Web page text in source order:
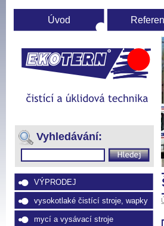
(Přejít
navigaci)
Vyhledávání:
VÝPRODEJ
vysokotlaké čistící stroje, wapky
mycí a vysávací stroje
Úvod